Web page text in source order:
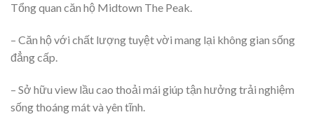
Tổng quan căn hộ Midtown The Peak.
– Căn hộ với chất lượng tuyệt vời mang lại không gian sống
đẳng cấp.
– Sở hữu view lầu cao thoải mái giúp tận hưởng trải nghiệm
sống thoáng mát và yên tĩnh.